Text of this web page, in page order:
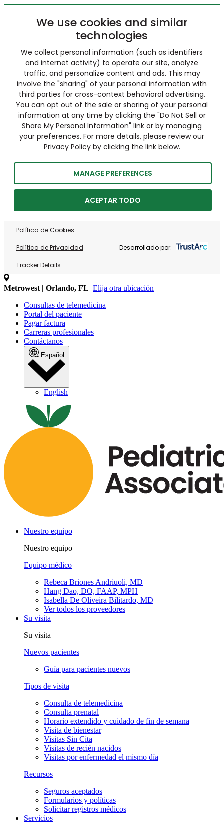
We use cookies and similar
technologies
We collect personal information (such as identifiers
and internet activity) to operate our site, analyze
traffic, and personalize content and ads. This may
involve the "sharing" of your personal information with
third parties for cross-context behavioral advertising.
You can opt out of the sale or sharing of your personal
information at any time by clicking the "Do Not Sell or
Share My Personal Information" link or by managing
your preferences. For more details, please review our
Privacy Policy by clicking the link below.
MANAGE PREFERENCES
ACEPTAR TODO
Política de Cookies
Política de Privacidad
Tracker Details
Desarrollado por:
Metrowest | Orlando, FL Elija otra ubicación
Consultas de telemedicina
Portal del paciente
Pagar factura
Carreras profesionales
Contáctanos
Español
English
Nuestro equipo
Nuestro equipo
Equipo médico
Rebeca Briones Andriuoli, MD
Hang Dao, DO, FAAP, MPH
Isabella De Oliveira Bilitardo, MD
Ver todos los proveedores
Su visita
Su visita
Nuevos pacientes
Guía para pacientes nuevos
Tipos de visita
Consulta de telemedicina
Consulta prenatal
Horario extendido y cuidado de fin de semana
Visita de bienestar
Visitas Sin Cita
Visitas de recién nacidos
Visitas por enfermedad el mismo día
Recursos
Seguros aceptados
Formularios y políticas
Solicitar registros médicos
Servicios